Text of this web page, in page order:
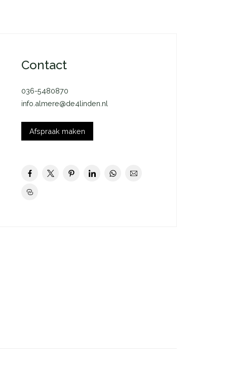
Contact
036-5480870
info.almere@de4linden.nl
Afspraak maken